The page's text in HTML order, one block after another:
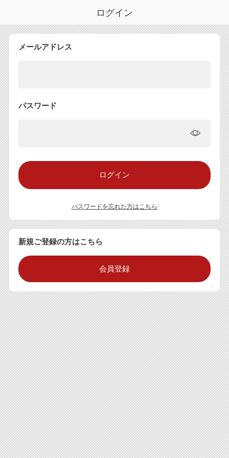
ログイン
メールアドレス
パスワード
パスワードを忘れた方はこちら
新規ご登録の方はこちら
会員登録